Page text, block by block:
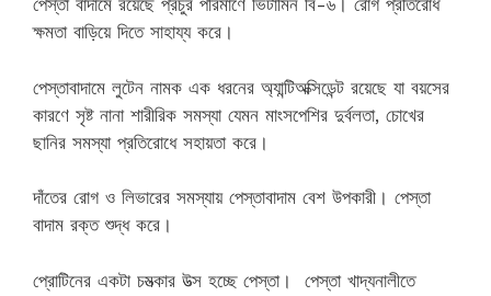
পেস্তা বাদামে রয়েছে প্রচুর পরিমাণে ভিটামিন বি-৬। রোগ প্রতিরোধ
ক্ষমতা বাড়িয়ে দিতে সাহায্য করে।
পেস্তাবাদামে লুটেন নামক এক ধরনের অ্যান্টিঅক্সিডেন্ট রয়েছে যা বয়সের
কারণে সৃষ্ট নানা শারীরিক সমস্যা যেমন মাংসপেশির দুর্বলতা, চোখের
ছানির সমস্যা প্রতিরোধে সহায়তা করে।
দাঁতের রোগ ও লিভারের সমস্যায় পেস্তাবাদাম বেশ উপকারী। পেস্তা
বাদাম রক্ত শুদ্ধ করে।
প্রোটিনের একটা চমত্‍কার উত্‍স হচ্ছে পেস্তা। পেস্তা খাদ্যনালীতে